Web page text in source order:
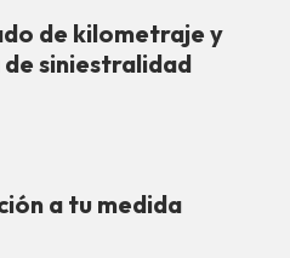
de kilometraje y
siniestralidad
a tu medida